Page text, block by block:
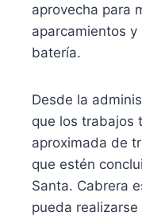
aprovecha para
aparcamientos y
batería.
Desde la
que los trabajos
aproximada de
que estén
Santa. Cabrera
pueda